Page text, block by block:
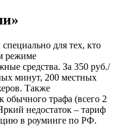
для тех, кто
режиме
средства. За 350 руб./
минут, 200 местных
Также
обычного трафа (всего 2
недостаток – тариф
в роуминге по РФ.